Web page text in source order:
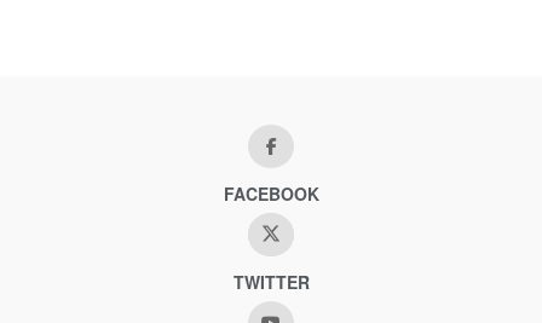
FACEBOOK
TWITTER